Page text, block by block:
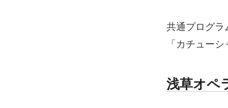
共通プログラ
「カチュー
浅草オペ